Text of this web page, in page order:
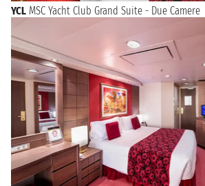
YCL MSC Yacht Club Grand Suite - Due Camere